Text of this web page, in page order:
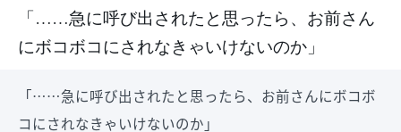
「……急に呼び出されたと思ったら、お前さん
にボコボコにされなきゃいけないのか」
「……急に呼び出されたと思ったら、お前さんにボコボ
コにされなきゃいけないのか」